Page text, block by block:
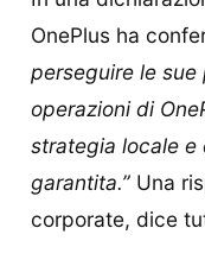
OnePlus ha
perseguire le sue
operazioni di
strategia locale e
garantita.” Una
corporate, dice